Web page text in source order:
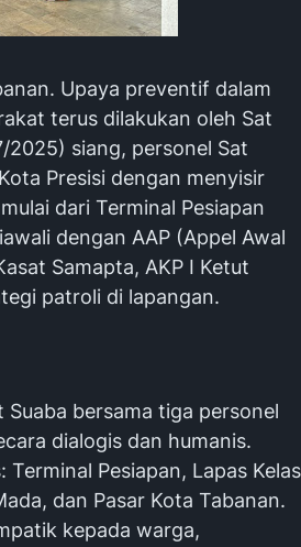
Upaya preventif dalam
terus dilakukan oleh Sat
2025) siang, personel Sat
Presisi dengan menyisir
dari Terminal Pesiapan
dengan AAP (Appel Awal
Samapta, AKP I Ketut
patroli di lapangan.
bersama tiga personel
dialogis dan humanis.
Pesiapan, Lapas Kelas
dan Pasar Kota Tabanan.
kepada warga,